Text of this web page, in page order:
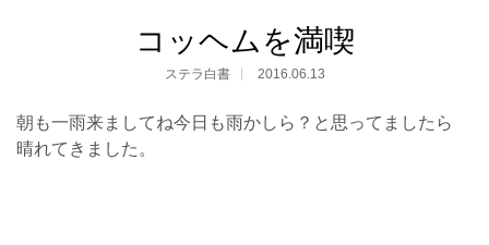
コッヘムを満喫
ステラ白書 2016.06.13
朝も一雨来ましてね今日も雨かしら？と思ってましたら
晴れてきました。